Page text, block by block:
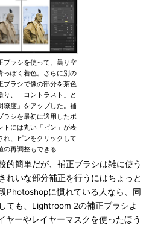
ブラシを使って、曇り空
っぽく着色。さらに別の
ブラシで像の部分を茶色
り、「コントラスト」と
瞭度」をアップした。補
ラシを最初に適用したポ
トには丸い「ピン」が表
れ、ピンをクリックして
の再調整もできる
簡単だが、補正ブラシは雑に使う
れいな部分補正を行うにはちょっと
Photoshopに慣れている人なら、同
ても、Lightroom 2の補正ブラシよ
ヤーやレイヤーマスクを使ったほう